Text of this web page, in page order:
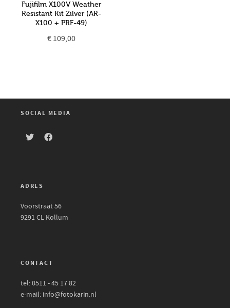
Fujifilm X100V Weather
Resistant Kit Zilver (AR-
X100 + PRF-49)
€109,00
SOCIAL MEDIA
ADRES
Voorstraat 56
9291 CL Kollum
CONTACT
tel: 0511 - 45 17 82
e-mail: info@fotokarin.nl